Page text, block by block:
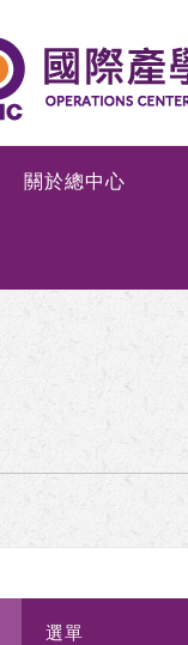
關於總中心
選單